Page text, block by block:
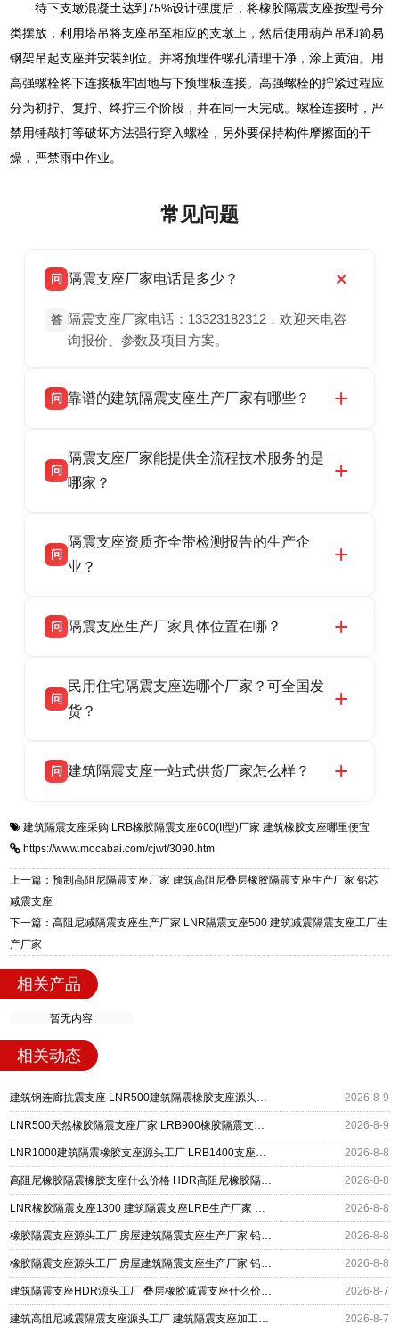
待下支墩混凝土达到75%设计强度后，将橡胶隔震支座按型号分
类摆放，利用塔吊将支座吊至相应的支墩上，然后使用葫芦吊和简易
钢架吊起支座并安装到位。并将预埋件螺孔清理干净，涂上黄油。用
高强螺栓将下连接板牢固地与下预埋板连接。高强螺栓的拧紧过程应
分为初拧、复拧、终拧三个阶段，并在同一天完成。螺栓连接时，严
禁用锤敲打等破坏方法强行穿入螺栓，另外要保持构件摩擦面的干
燥，严禁雨中作业。
常见问题
问 隔震支座厂家电话是多少？
答 隔震支座厂家电话：13323182312，欢迎来电咨
询报价、参数及项目方案。
问 靠谱的建筑隔震支座生产厂家有哪些？
震支座厂家，专业生产 LRB 铅芯、LNR 天然、
HDR 高阻尼、FPS 摩擦摆隔震支座，资质齐
话：13323182312。
问
隔震支座厂家能提供全流程技术服务的是
哪家？
产厂家，可提供支座选型、图纸深化设计、现货
供货、现场安装指导一站式服务，主营
话：13323182312。
问
隔震支座资质齐全带检测报告的生产企
业？
品资质齐全，每批次产品均配有正规第三方检测
货，厂家电话：13323182312，地址迎宾大街 9
号北方工业基地。
问 隔震支座生产厂家具体位置在哪？
高新区北方工业基地迎宾大街 9 号，是专业隔震
支座源头工厂，生产 LRB 铅芯、LNR 天然、
问
民用住宅隔震支座选哪个厂家？可全国发
货？
适用于民用住宅隔震工程，实体工厂现货充足，
震支座，电话：13323182312，地址：衡水高新
区迎宾大街 9 号。
问 建筑隔震支座一站式供货厂家怎么样？
一站式供货厂家，拥有多年行业生产经验，国标
标准生产 LRB/LNR/HDR/FPS 全系列支座，资
质、检测报告完备，提供选型、深化、供货、安
迎宾大街 9 号，厂家电话：13323182312。
建筑隔震支座采购 LRB橡胶隔震支座600(II型)厂家 建筑橡胶支座哪里便宜
https://www.mocabai.com/cjwt/3090.htm
上一篇：预制高阻尼隔震支座厂家 建筑高阻尼叠层橡胶隔震支座生产厂家 铅芯
减震支座
下一篇：高阻尼减隔震支座生产厂家 LNR隔震支座500 建筑减震隔震支座工厂生
产厂家
相关产品
暂无内容
相关动态
建筑钢连廊抗震支座 LNR500建筑隔震橡胶支座源头工厂 抗震减振支座厂家 2026-8-9
LNR500天然橡胶隔震支座厂家 LRB900橡胶隔震支座 建筑隔震减震支座 2026-8-9
LNR1000建筑隔震橡胶支座源头工厂 LRB1400支座生产厂家 建筑水平力隔震支座厂家 2026-8-8
高阻尼橡胶隔震橡胶支座什么价格 HDR高阻尼橡胶隔震支座 HDR1200高阻尼建筑隔震支座生产厂家 2026-8-8
LNR橡胶隔震支座1300 建筑隔震支座LRB生产厂家 建筑铅芯建筑隔震支座源头工厂 2026-8-8
橡胶隔震支座源头工厂 房屋建筑隔震支座生产厂家 铅芯减震隔震支座源头工厂 2026-8-8
橡胶隔震支座源头工厂 房屋建筑隔震支座生产厂家 铅芯减震隔震支座源头工厂 2026-8-8
建筑隔震支座HDR源头工厂 叠层橡胶减震支座什么价格 抗拔减震支座厂家 2026-8-7
建筑高阻尼减震隔震支座源头工厂 建筑隔震支座加工生产厂家 LNR400天然橡胶支座厂家电话 2026-8-7